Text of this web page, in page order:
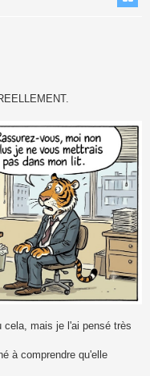
cela, mais je l'ai pensé très
à comprendre qu'elle